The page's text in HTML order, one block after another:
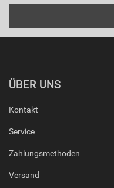
ÜBER UNS
Kontakt
Service
Zahlungsmethoden
Versand